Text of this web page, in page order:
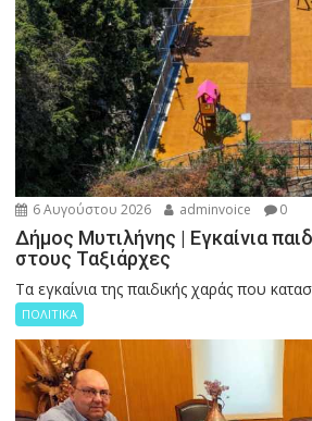
6 Αυγούστου 2026 adminvoice 0
Δήμος Μυτιλήνης | Εγκαίνια
στους Ταξιάρχες
Tα εγκαίνια της παιδικής χαράς που
ΠΟΛΙΤΙΚΑ